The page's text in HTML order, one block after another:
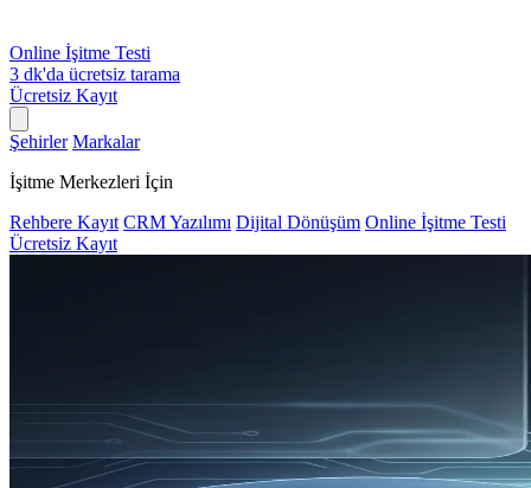
Online İşitme Testi
3 dk'da ücretsiz tarama
Ücretsiz Kayıt
Şehirler Markalar
İşitme Merkezleri İçin
Rehbere Kayıt CRM Yazılımı Dijital Dönüşüm Online İşitme Testi
Ücretsiz Kayıt